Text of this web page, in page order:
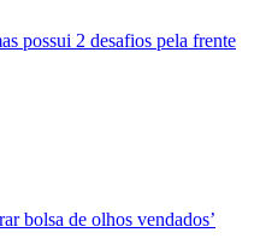
possui 2 desafios pela frente
bolsa de olhos vendados’